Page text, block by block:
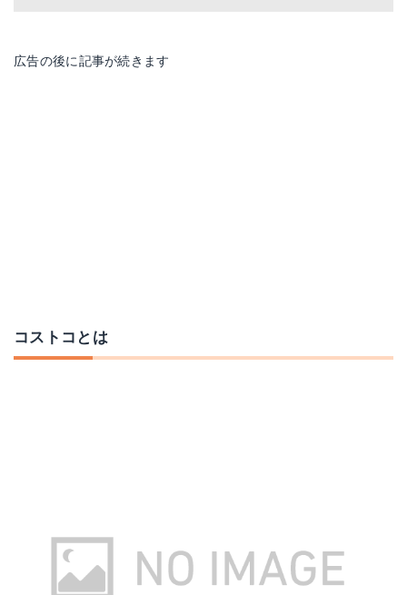
広告の後に記事が続きます
コストコとは